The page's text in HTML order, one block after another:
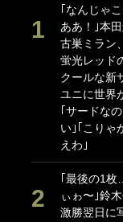
｢なんじゃ
ああ！｣本
古巣ミラン
蛍光レッド
クールな新
ユニに世界
｢サードな
い｣｢こりゃ
えわ｣
｢最後の1
ぃゎ〜｣鈴
激勝翌日に